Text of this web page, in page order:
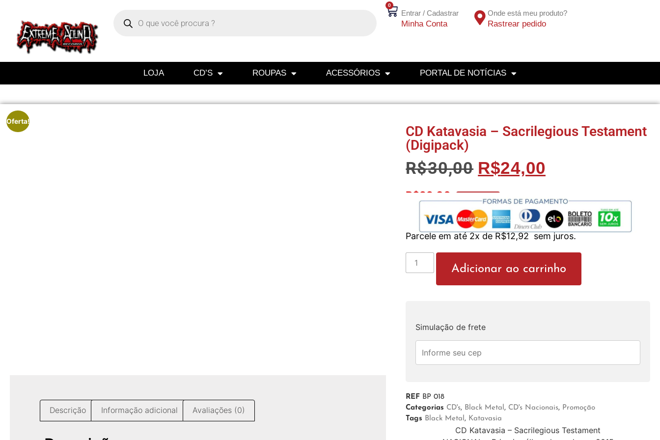
0
Entrar / Cadastrar
Minha Conta
Onde está meu produto?
Rastrear pedido
LOJA CD’S ROUPAS ACESSÓRIOS PORTAL DE NOTÍCIAS
Oferta!
Descrição Informação adicional Avaliações (0)
CD Katavasia – Sacrilegious Testament
(Digipack)
R$30,00 R$24,00
R$22,80
Parcele em até 2x de R$12,92 sem juros.
Adicionar ao carrinho
Simulação de frete
REF BP 018
Categorias CD's, Black Metal , CD's Nacionais, Promoção
Tags Black Metal , Katavasia
CD Katavasia – Sacrilegious Testament